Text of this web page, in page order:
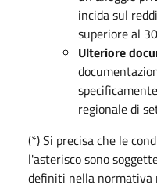
incida sul
superiore al
Ulteriore
regionale di
(*) Si precisa che le
l'asterisco sono
definiti nella normativa